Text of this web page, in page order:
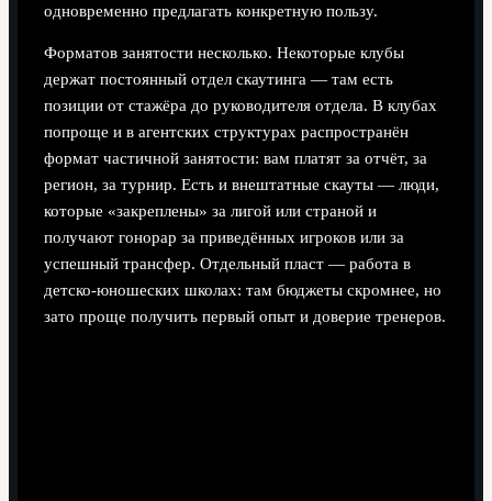
одновременно предлагать конкретную пользу.
Форматов занятости несколько. Некоторые клубы
держат постоянный отдел скаутинга — там есть
позиции от стажёра до руководителя отдела. В клубах
попроще и в агентских структурах распространён
формат частичной занятости: вам платят за отчёт, за
регион, за турнир. Есть и внештатные скауты — люди,
которые «закреплены» за лигой или страной и
получают гонорар за приведённых игроков или за
успешный трансфер. Отдельный пласт — работа в
детско‑юношеских школах: там бюджеты скромнее, но
зато проще получить первый опыт и доверие тренеров.